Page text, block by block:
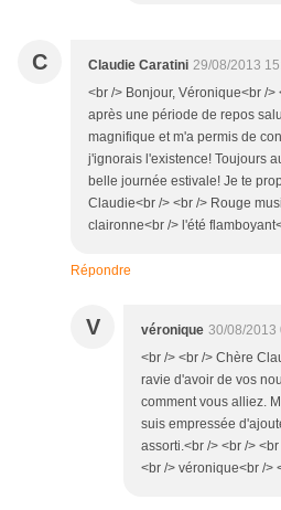
C Claudie Caratini 29/08/2013
<br /> Bonjour, Véronique<br /
après une période de repos
magnifique et m'a permis de
j'ignorais l'existence! Toujours
belle journée estivale! Je te
Claudie<br /> <br /> Rouge
claironne<br /> l'été
Répondre
V véronique 30/08/2013
<br /> <br /> Chère
ravie d'avoir de vos
comment vous alliez.
suis empressée
assorti.<br /> <br />
<br /> véronique<br />